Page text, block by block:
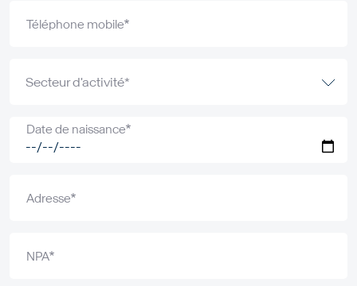
Téléphone mobile
Date de naissance
Adresse
NPA